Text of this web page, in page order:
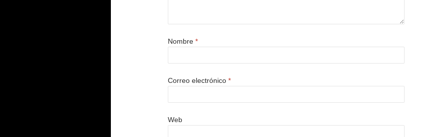
Nombre *
Correo electrónico *
Web